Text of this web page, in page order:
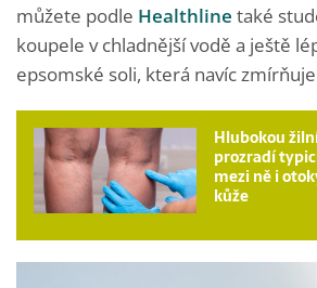
můžete podle Healthline také
koupele v chladnější vodě a ještě
epsomské soli, která navíc
Hlubokou
prozradí
mezi ně i
kůže